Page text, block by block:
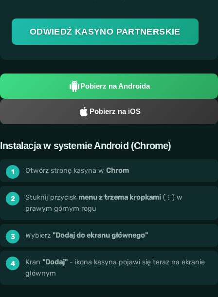
i
r
o
i
a
O
ODWIEDŹ KASYNO PARTNERSKIE
Pobierz na Androida
Pobierz na iOS
Instalacja w systemie Android (Chrome)
Otwórz stronę kasyna w Chrom
Stuknij przycisk menu z trzema kropkami (⋮) w
prawym górnym rogu
Wybierz "Dodaj do ekranu głównego"
Kran "Dodaj" - ikona kasyna pojawi się teraz na ekranie
głównym